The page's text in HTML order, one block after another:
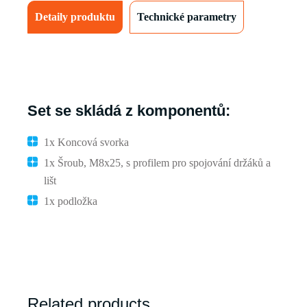
Detaily produktu Technické parametry
Set se skládá z komponentů:
1x Koncová svorka
1x Šroub, M8x25, s profilem pro spojování držáků a
lišt
1x podložka